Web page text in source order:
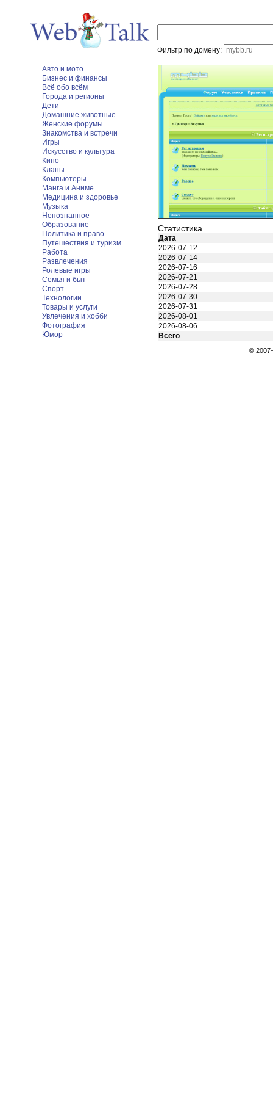
Фильтр по домену:
Авто и мото
Бизнес и финансы
Всё обо всём
Города и регионы
Дети
Домашние животные
Женские форумы
Знакомства и встречи
Игры
Искусство и культура
Кино
Кланы
Компьютеры
Манга и Аниме
Медицина и здоровье
Музыка
Непознанное
Образование
Политика и право
Путешествия и туризм
Работа
Развлечения
Ролевые игры
Семья и быт
Спорт
Технологии
Товары и услуги
Увлечения и хобби
Фотография
Юмор
Статистика
Дата
2026-07-12
2026-07-14
2026-07-16
2026-07-21
2026-07-28
2026-07-30
2026-07-31
2026-08-01
2026-08-06
Всего
©